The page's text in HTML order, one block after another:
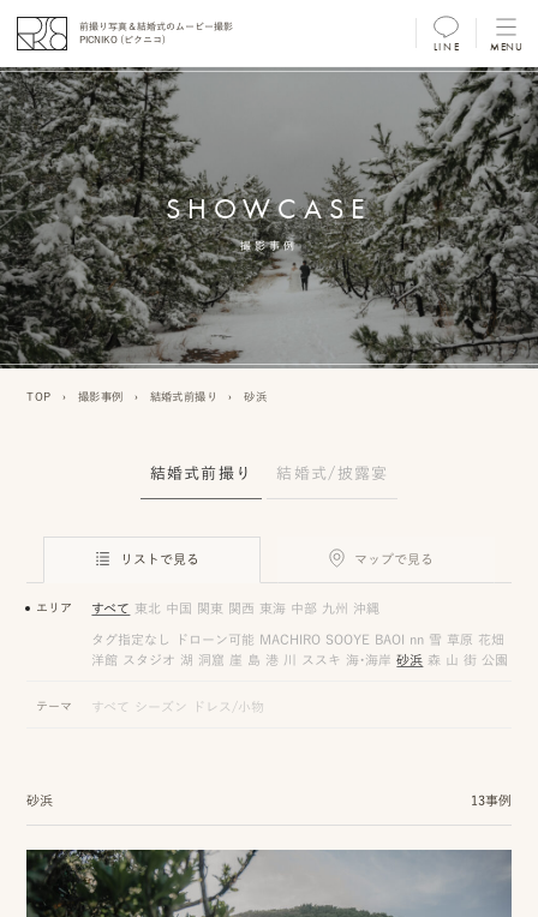
前撮り写真＆結婚式のムービー撮影
PICNIKO (ピクニコ)
LINE
MENU
MENU
前
撮
り
フ
ォ
ト/
MACIRO
BAOI
ロケーション前撮り
撮
影
結婚式/披露宴の撮影
結婚式/披露宴フォト
SHOWCASE
撮影事例
TOP › 撮影事例 › 結婚式前撮り › 砂浜
結婚式前撮り 結婚式/披露宴
リストで見る マップで見る
エリア すべて 東北 中国 関東 関西 東海 中部 九州 沖縄
タグ指定なし ドローン可能 MACHIRO SOOYE BAOI nn 雪 草原 花畑
洋館
スタジオ 湖 洞窟 崖 島 港 川 ススキ 海・海岸 砂浜 森 山 街 公園
テーマ すべて シーズン ドレス/小物
砂浜 13事例